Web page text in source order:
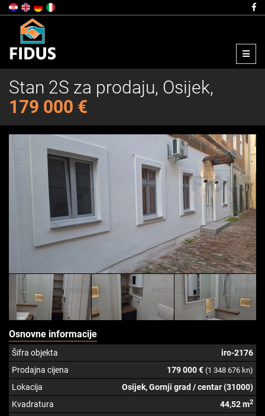
Menu
Stan 2S za prodaju, Osijek,
179 000 €
Osnovne informacije
Šifra objekta
iro-2176
Prodajna cijena
179 000 € (1 348 676 kn)
Lokacija
Osijek, Gornji grad / centar (31000)
Kvadratura
44,52 m2